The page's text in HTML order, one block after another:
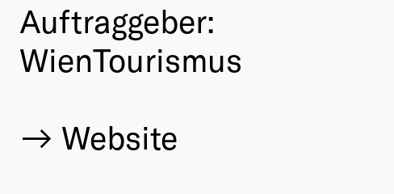
Auftraggeber:
WienTourismus
Website